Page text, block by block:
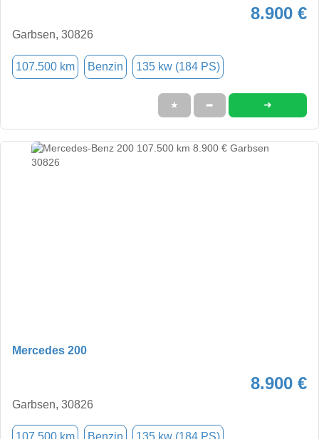
8.900 €
Garbsen, 30826
107.500 km Benzin 135 kw (184 PS)
★ ➦ ➜
Mercedes 200
8.900 €
Garbsen, 30826
107.500 km Benzin 135 kw (184 PS)